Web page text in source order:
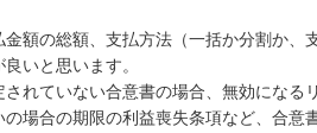
額の総額、支払方法（一括か分割か、
いと思います。
れていない合意書の場合、無効になる
の場合の期限の利益喪失条項など、合意